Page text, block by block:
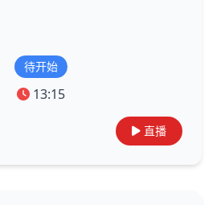
待开始
13:15
直播